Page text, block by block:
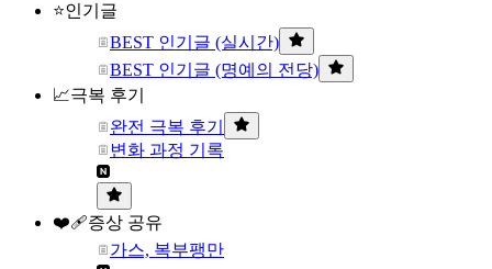
⭐인기글
BEST 인기글 (실시간)
BEST 인기글 (명예의 전당)
📈극복 후기
완전 극복 후기
변화 과정 기록
❤️‍🩹증상 공유
가스, 복부팽만